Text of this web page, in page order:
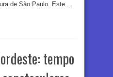
de São Paulo. Este ...
tempo